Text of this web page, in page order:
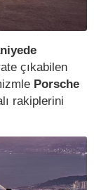
çıkabilen
Porsche
rakiplerini